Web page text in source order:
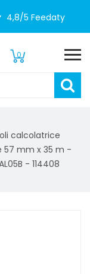
4,8/5 Feedaty
0
calcolatrice
57 mm x 35 m -
- 114408